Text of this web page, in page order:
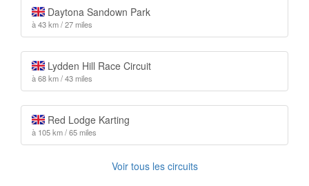
Daytona Sandown Park
à 43 km / 27 miles
Lydden Hill Race Circuit
à 68 km / 43 miles
Red Lodge Karting
à 105 km / 65 miles
Voir tous les circuits